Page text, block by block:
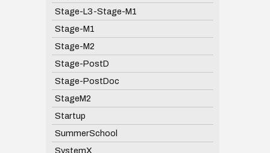
Stage-L3-Stage-M1
Stage-M1
Stage-M2
Stage-PostD
Stage-PostDoc
StageM2
Startup
SummerSchool
SystemX